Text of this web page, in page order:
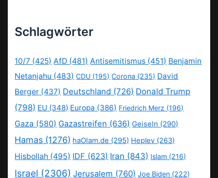
Schlagwörter
10/7 (425) AfD (481) Antisemitismus (451) Benjamin
Netanjahu (483) CDU (195) Corona (235) David
Berger (437) Deutschland (726) Donald Trump
(798) EU (348) Europa (386) Friedrich Merz (196)
Gaza (580) Gazastreifen (636) Geiseln (290)
Hamas (1276) haOlam.de (295) Heplev (263)
Hisbollah (495) IDF (623) Iran (843) Islam (216)
Israel (2306) Jerusalem (760) Joe Biden (222)